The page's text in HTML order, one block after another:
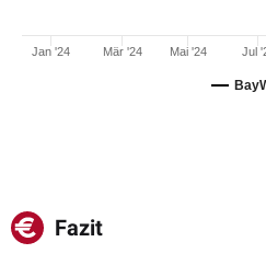
Jan '24 Mär '24 Mai '24 Jul
Fazit